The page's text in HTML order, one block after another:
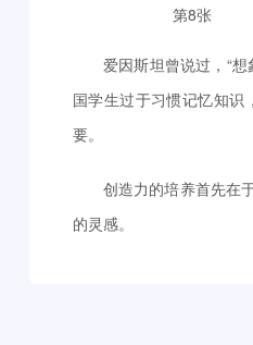
爱因斯坦曾说过，“
国学生过于习惯记忆知
要。
创造力的培养首先在
的灵感。